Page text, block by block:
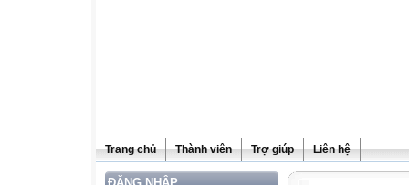
Trang chủ Thành viên Trợ giúp Liên hệ